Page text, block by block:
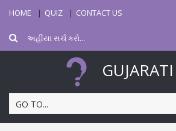
HOME QUIZ CONTACT US
GO TO...